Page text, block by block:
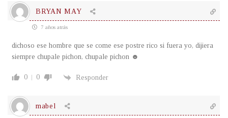
BRYAN MAY
7 años atrás
dichoso ese hombre que se come ese postre rico si fuera yo, dijiera
siempre chupale pichon, chupale pichon ☻
0 0 Responder
mabel